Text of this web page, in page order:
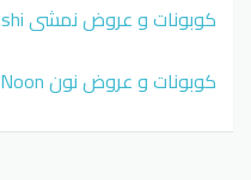
كوبونات و عروض نمشي Namshi
كوبونات و عروض نون Noon